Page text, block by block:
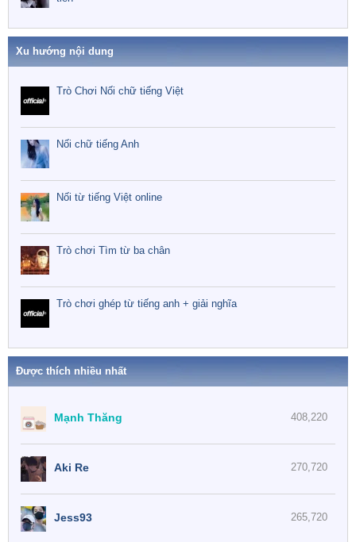
Xu hướng nội dung
Trò Chơi Nối chữ tiếng Việt
Nối chữ tiếng Anh
Nối từ tiếng Việt online
Trò chơi Tìm từ ba chân
Trò chơi ghép từ tiếng anh + giải nghĩa
Được thích nhiều nhất
408,220
Mạnh Thăng
270,720
Aki Re
265,720
Jess93